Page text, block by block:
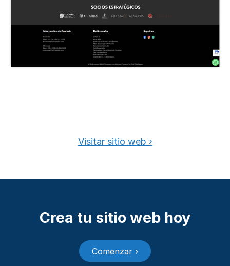
Visitar sitio web ›
Crea tu sitio web hoy
Comenzar ›